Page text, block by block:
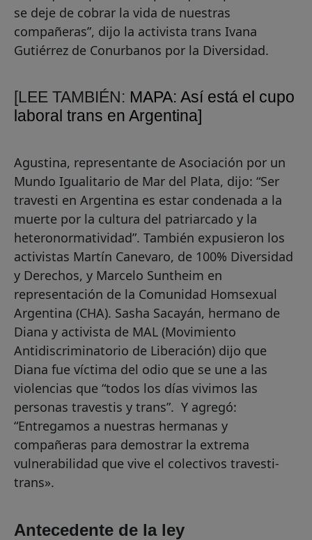
se deje de cobrar la vida de nuestras
compañeras”, dijo la activista trans Ivana
Gutiérrez de Conurbanos por la Diversidad.
[LEE TAMBIÉN: MAPA: Así está el cupo
laboral trans en Argentina]
Agustina, representante de Asociación por un
Mundo Igualitario de Mar del Plata, dijo: “Ser
travesti en Argentina es estar condenada a la
muerte por la cultura del patriarcado y la
heteronormatividad”. También expusieron los
activistas Martín Canevaro, de 100% Diversidad
y Derechos, y Marcelo Suntheim en
representación de la Comunidad Homsexual
Argentina (CHA). Sasha Sacayán, hermano de
Diana y activista de MAL (Movimiento
Antidiscriminatorio de Liberación) dijo que
Diana fue víctima del odio que se une a las
violencias que “todos los días vivimos las
personas travestis y trans”. Y agregó:
“Entregamos a nuestras hermanas y
compañeras para demostrar la extrema
vulnerabilidad que vive el colectivos travesti-
trans».
Antecedente de la ley